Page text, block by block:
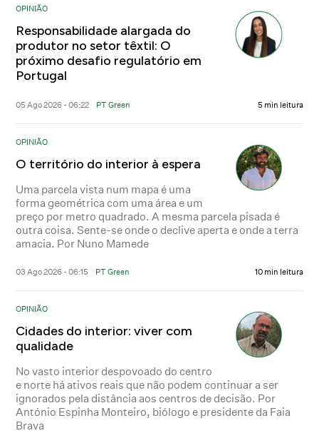
OPINIÃO
Responsabilidade alargada do
produtor no setor têxtil: O
próximo desafio regulatório em
Portugal
05 Ago 2026 - 06:22 PT Green 5 min leitura
OPINIÃO
O território do interior à espera
Uma parcela vista num mapa é uma
forma geométrica com uma área e um
preço por metro quadrado. A mesma parcela pisada é
outra coisa. Sente-se onde o declive aperta e onde a terra
amacia. Por Nuno Mamede
03 Ago 2026 - 06:15 PT Green 10 min leitura
OPINIÃO
Cidades do interior: viver com
qualidade
No vasto interior despovoado do centro
e norte há ativos reais que não podem continuar a ser
ignorados pela distância aos centros de decisão. Por
António Espinha Monteiro, biólogo e presidente da Faia
Brava